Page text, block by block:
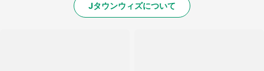
Jタウンウィズについて